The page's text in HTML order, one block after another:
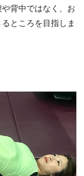
背中ではなく、お
ところを目指しま